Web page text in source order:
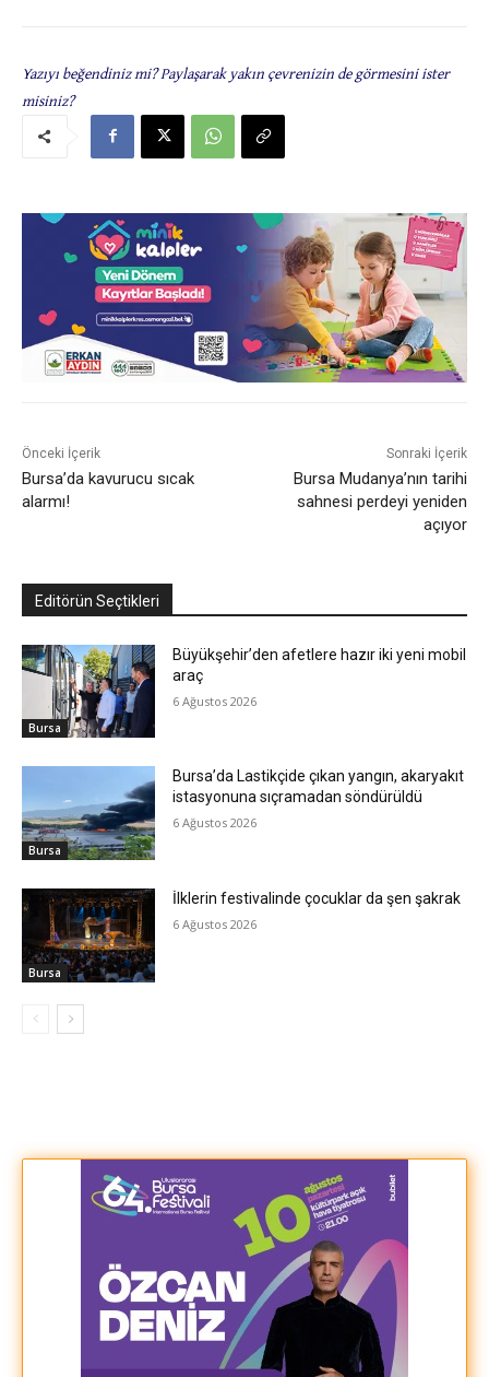
Yazıyı beğendiniz mi? Paylaşarak yakın çevrenizin de görmesini ister
misiniz?
Önceki İçerik
Bursa’da kavurucu sıcak
alarmı!
Sonraki İçerik
Bursa Mudanya’nın tarihi
sahnesi perdeyi yeniden
açıyor
Editörün Seçtikleri
Bursa
Büyükşehir’den afetlere hazır iki yeni mobil
araç
6 Ağustos 2026
Bursa
Bursa’da Lastikçide çıkan yangın, akaryakıt
istasyonuna sıçramadan söndürüldü
6 Ağustos 2026
Bursa
İlklerin festivalinde çocuklar da şen şakrak
6 Ağustos 2026